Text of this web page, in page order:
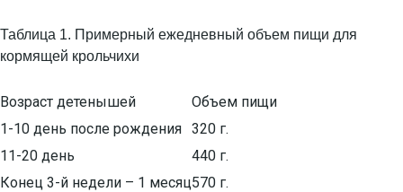
Таблица 1. Примерный ежедневный объем пищи для
кормящей крольчихи
Возраст детенышей
Объем пищи
1-10 день после рождения 320 г.
11-20 день
440 г.
Конец 3-й недели – 1 месяц570 г.